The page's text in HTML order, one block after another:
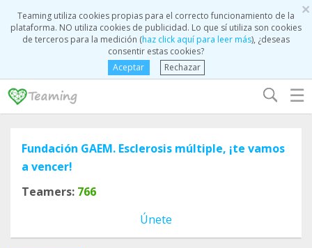
×
Teaming utiliza cookies propias para el correcto funcionamiento de la
plataforma. NO utiliza cookies de publicidad. Lo que sí utiliza son cookies
de terceros para la medición (haz click aquí para leer más), ¿deseas
consentir estas cookies?
Aceptar
Rechazar
☰
Fundación GAEM. Esclerosis múltiple, ¡te vamos
a vencer!
Teamers: 766
Únete